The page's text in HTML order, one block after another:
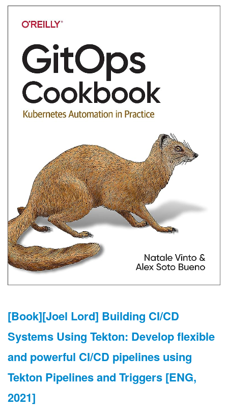
[Book][Joel Lord] Building CI/CD
Systems Using Tekton: Develop flexible
and powerful CI/CD pipelines using
Tekton Pipelines and Triggers [ENG,
2021]